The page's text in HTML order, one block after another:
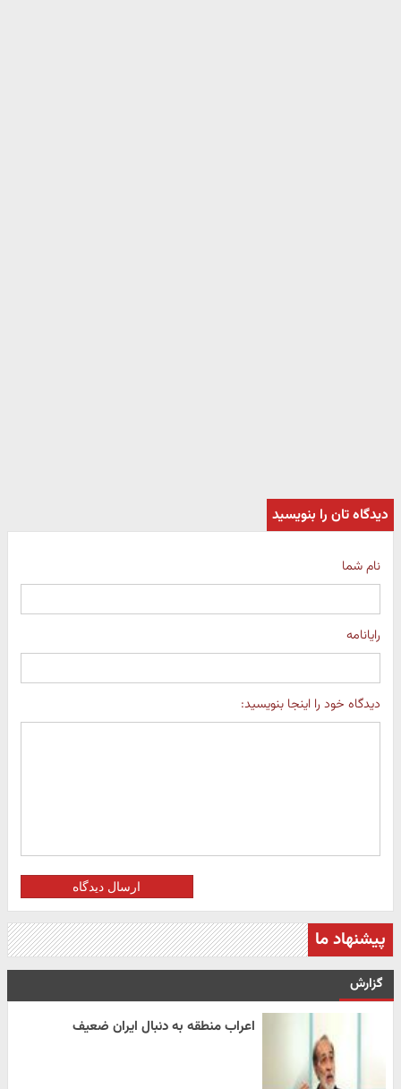
دیدگاه تان را بنویسید
نام شما
رایانامه
دیدگاه خود را اینجا بنویسید:
ارسال دیدگاه
پیشنهاد ما
گزارش
اعراب منطقه به دنبال ایران ضعیف